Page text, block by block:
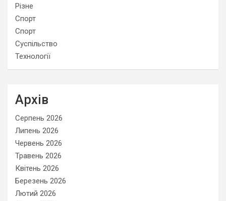
Різне
Спорт
Спорт
Суспільство
Технології
Архів
Серпень 2026
Липень 2026
Червень 2026
Травень 2026
Квітень 2026
Березень 2026
Лютий 2026